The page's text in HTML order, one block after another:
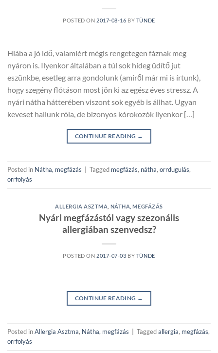
POSTED ON 2017-08-16 BY TÜNDE
Hiába a jó idő, valamiért mégis rengetegen fáznak meg
nyáron is. Ilyenkor általában a túl sok hideg üdítő jut
eszünkbe, esetleg arra gondolunk (amiről már mi is írtunk),
hogy szegény flótáson most jön ki az egész éves stressz. A
nyári nátha hátterében viszont sok egyéb is állhat. Ugyan
keveset hallunk róla, de bizonyos kórokozók ilyenkor […]
CONTINUE READING →
Posted in Nátha, megfázás Tagged megfázás, nátha, orrdugulás,
orrfolyás
ALLERGIA ASZTMA NÁTHA, MEGFÁZÁS
Nyári megfázástól vagy szezonális
allergiában szenvedsz?
POSTED ON 2017-07-03 BY TÜNDE
CONTINUE READING →
Posted inAllergia Asztma, Nátha, megfázás Taggedallergia, megfázás,
orrfolyás